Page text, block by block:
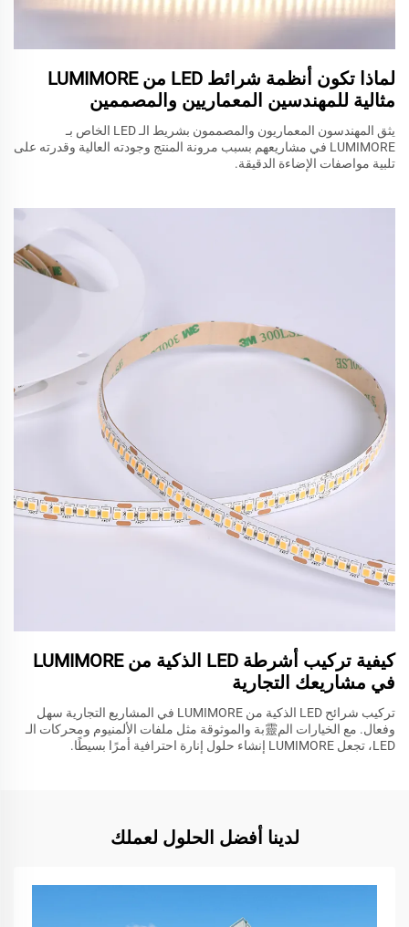
لماذا تكون أنظمة شرائط LED من LUMIMORE
مثالية للمهندسين المعماريين والمصممين
يثق المهندسون المعماريون والمصممون بشريط الـ LED الخاص بـ
LUMIMORE في مشاريعهم بسبب مرونة المنتج وجودته العالية وقدرته على
تلبية مواصفات الإضاءة الدقيقة.
كيفية تركيب أشرطة LED الذكية من LUMIMORE
في مشاريعك التجارية
تركيب شرائح LED الذكية من LUMIMORE في المشاريع التجارية سهل
وفعال. مع الخيارات الم靈بة والموثوقة مثل ملفات الألمنيوم ومحركات الـ
LED، تجعل LUMIMORE إنشاء حلول إنارة احترافية أمرًا بسيطًا.
لدينا أفضل الحلول لعملك